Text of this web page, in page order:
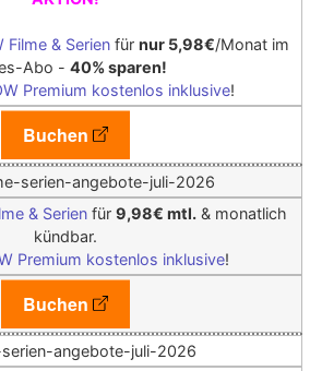
Filme & Serien für nur 5,98€/Monat im
Abo - 40% sparen!
Premium kostenlos inklusive!
Buchen
& Serien für 9,98€ mtl. & monatlich
kündbar.
Premium kostenlos inklusive!
Buchen